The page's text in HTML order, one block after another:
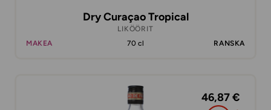
Dry Curaçao Tropical
LIKÖÖRIT
MAKEA
70 cl RANSKA
46,87 €